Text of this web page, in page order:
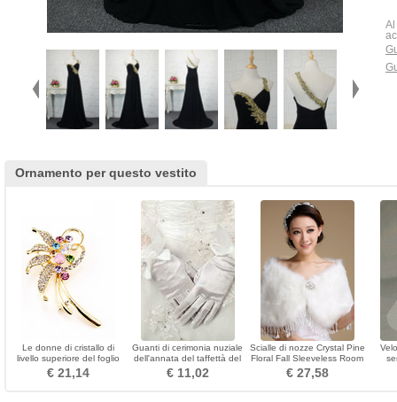
Al
Ornamento per questo vestito
Le donne di cristallo di
livello superiore del foglio
del diamante intarsiato
fioriscono il brooch
€ 21,14
Guanti di cerimonia nuziale
dell'annata del taffettà del
nodo della farfalla piena
della barretta
€ 11,02
Scialle di nozze Crystal Pine
Floral Fall Sleeveless Room
€ 27,58